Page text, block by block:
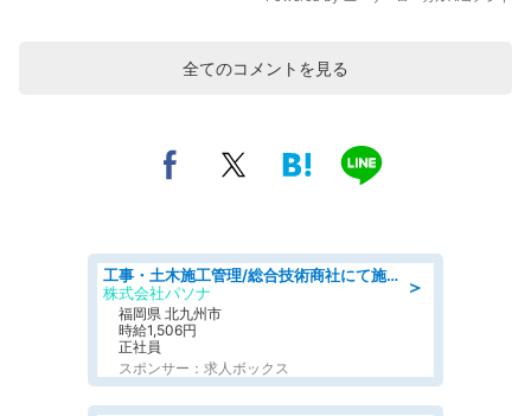
全てのコメントを見る
＞
工事・土木施工管理/総合技術商社にて施工管理のお仕事/即日勤務可/車通勤可/工事・土木施工管理/生産・品質管理
株式会社パソナ
福岡県 北九州市
時給1,506円
正社員
スポンサー：求人ボックス